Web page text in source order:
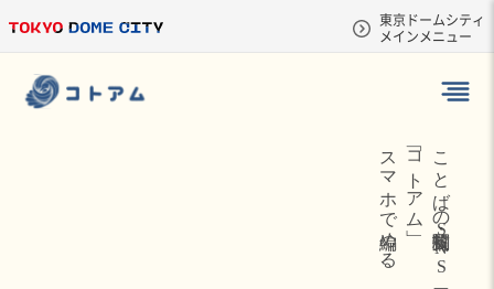
東京ドームシティ
メインメニュー
ことばの投稿・閲覧
SNS
「コトアム」
スマホで編める、